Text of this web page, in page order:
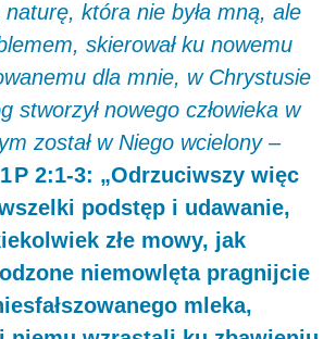
która nie była mną, ale
skierował ku nowemu
dla mnie, w Chrystusie
stworzył nowego człowieka w
został w Niego wcielony –
1 P 2:1-3: „Odrzuciwszy więc
podstęp i udawanie,
złe mowy, jak
niemowlęta pragnijcie
mleka,